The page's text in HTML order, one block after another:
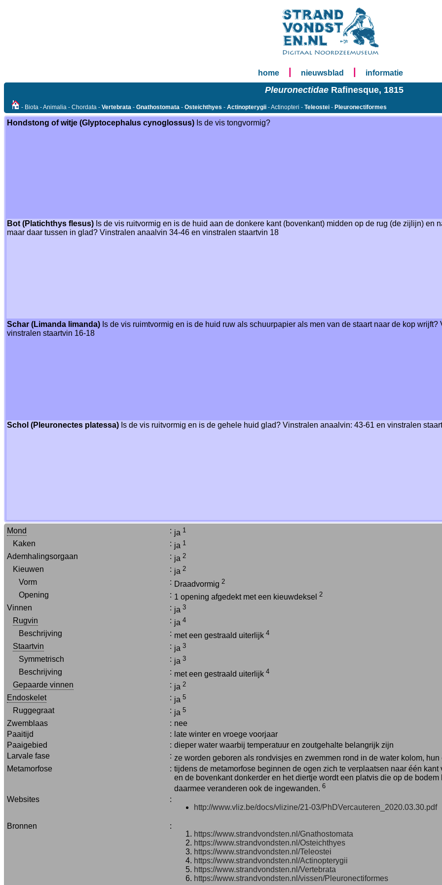
home nieuwsblad informatie
PleuronectidaeRafinesque, 1815
- Biota - Animalia - Chordata - Vertebrata - Gnathostomata - Osteichthyes - Actinopterygii - Actinopteri - Teleostei - Pleuronectiformes
Hondstong of witje (Glyptocephalus cynoglossus) Is de vis tongvormig?
Bot (Platichthys flesus) Is de vis ruitvormig en is de huid aan de donkere kant (bovenkant) midden op de rug (de zijlijn) en
maar daar tussen in glad? Vinstralen anaalvin 34-46 en vinstralen staartvin 18
Schar (Limanda limanda) Is de vis ruimtvormig en is de huid ruw als schuurpapier als men van de staart naar de kop
vinstralen staartvin 16-18
Schol (Pleuronectes platessa) Is de vis ruitvormig en is de gehele huid glad? Vinstralen anaalvin: 43-61 en vinstralen
Mond : ja 1
Kaken : ja 1
Ademhalingsorgaan : ja 2
Kieuwen : ja 2
Vorm : Draadvormig 2
Opening : 1 opening afgedekt met een kieuwdeksel 2
Vinnen : ja 3
Rugvin : ja 4
Beschrijving : met een gestraald uiterlijk 4
Staartvin : ja 3
Symmetrisch : ja 3
Beschrijving : met een gestraald uiterlijk 4
Gepaarde vinnen : ja 2
Endoskelet : ja 5
Ruggegraat : ja 5
Zwemblaas : nee
Paaitijd
: late winter en vroege voorjaar
Paaigebied
: dieper water waarbij temperatuur en zoutgehalte belangrijk zijn
Larvale fase
: ze worden geboren als rondvisjes en zwemmen rond in de water kolom,
Metamorfose
: tijdens de metamorfose beginnen de ogen zich te verplaatsen naar één
en de bovenkant donkerder en het diertje wordt een platvis die op de
daarmee veranderen ook de ingewanden. 6
Websites
:
http://www.vliz.be/docs/vlizine/21-03/PhDVercauteren_2020.03.30.pdf
Bronnen
:
https://www.strandvondsten.nl/Gnathostomata
https://www.strandvondsten.nl/Osteichthyes
https://www.strandvondsten.nl/Teleostei
https://www.strandvondsten.nl/Actinopterygii
https://www.strandvondsten.nl/Vertebrata
https://www.strandvondsten.nl/vissen/Pleuronectiformes